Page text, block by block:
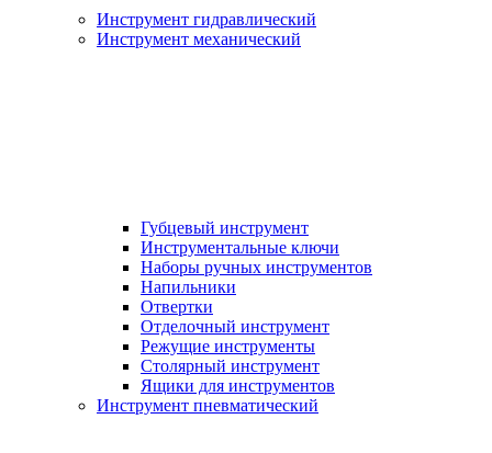
Инструмент гидравлический
Инструмент механический
Губцевый инструмент
Инструментальные ключи
Наборы ручных инструментов
Напильники
Отвертки
Отделочный инструмент
Режущие инструменты
Столярный инструмент
Ящики для инструментов
Инструмент пневматический